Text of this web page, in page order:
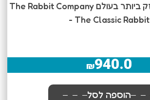
ויברטור נטען החזק ביותר בעולם The Rabbit Company
- The Classic Rabbit
₪940.0
הוספה לסל